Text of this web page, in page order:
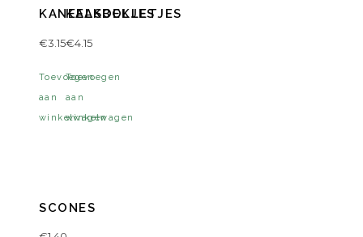
KANEELKOEKJES
€3.15
Toevoegen
aan
winkelwagen
KAASBOLLETJES
€4.15
Toevoegen
aan
winkelwagen
SCONES